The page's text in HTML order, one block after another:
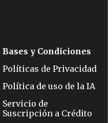
Bases y Condiciones
Políticas de Privacidad
Política de uso de la IA
Servicio de
Suscripción a Crédito